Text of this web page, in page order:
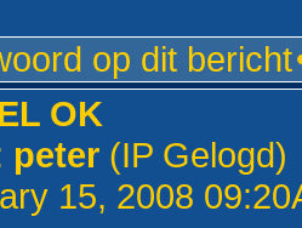
op dit bericht
OK
peter (IP Gelogd)
15, 2008